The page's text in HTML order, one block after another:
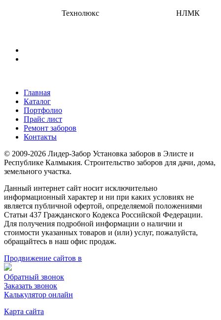
Главная
Каталог
Портфолио
Прайс лист
Ремонт заборов
Контакты
© 2009-2026 Лидер-Забор Установка заборов в Элисте и
Республике Калмыкия. Строительство заборов для дачи, дома,
земельного участка.
Данный интернет сайт носит исключительно
информационный характер и ни при каких условиях не
является публичной офертой, определяемой положениями
Статьи 437 Гражданского Кодекса Российской Федерации.
Для получения подробной информации о наличии и
стоимости указанных товаров и (или) услуг, пожалуйста,
обращайтесь в наш офис продаж.
Продвижение сайтов в
Обратный звонок
Заказать звонок
Калькулятор онлайн
Карта сайта